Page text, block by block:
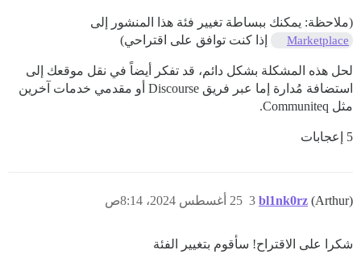
(ملاحظة: يمكنك ببساطة تغيير فئة هذا المنشور إلى
Marketplace إذا كنت توافق على اقتراحي)
لحل هذه المشكلة بشكل دائم، قد تفكر أيضاً في نقل موقعك إلى
استضافة مُدارة إما عبر فريق Discourse أو مقدمي خدمات آخرين
مثل Communiteq.
5 إعجابات
bl1nk0rz (Arthur) 25 أغسطس 2024، 8:14ص 3
شكرا على الاقتراح! سأقوم بتغيير الفئة